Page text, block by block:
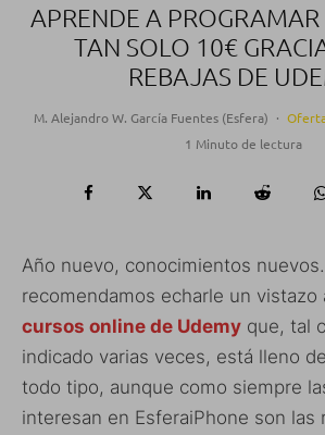
APRENDE A
TAN SOLO 10€
REBAJAS DE
M. Alejandro W. García Fuentes (Esfera) ·
1 Minuto de lectura
Año nuevo, conocimientos
recomendamos echarle un vistazo
cursos online de Udemy que, tal
indicado varias veces, está lleno
todo tipo, aunque como siempre
interesan en EsferaiPhone son las